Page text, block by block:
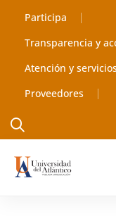
Participa
Transparencia y
Atención y
Proveedores